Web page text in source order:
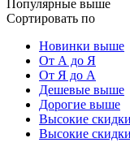
Популярные выше
Сортировать по
Новинки выше
От А до Я
От Я до А
Дешевые выше
Дорогие выше
Высокие
Высокие